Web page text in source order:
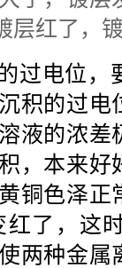
层红了，
过电位，
积的过电
液的浓差
，本来
铜色泽正
了，这
两种金属